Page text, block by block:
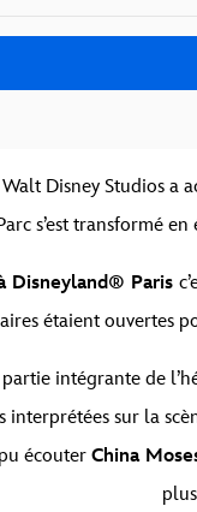
Disney Studios
s’est transformé
Disneyland® Paris
étaient ouvertes
intégrante de
interprétées sur la
écouter China